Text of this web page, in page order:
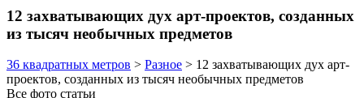
12 захватывающих дух арт-проектов, созданных
из тысяч необычных предметов
36 квадратных метров > Разное > 12 захватывающих дух арт-
проектов, созданных из тысяч необычных предметов
Все фото статьи